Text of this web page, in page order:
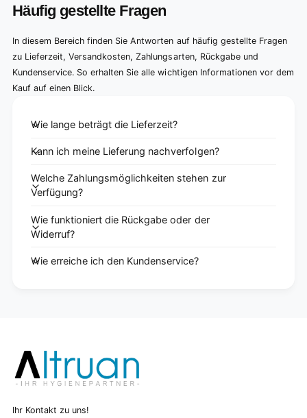
Häufig gestellte Fragen
In diesem Bereich finden Sie Antworten auf häufig gestellte Fragen
zu Lieferzeit, Versandkosten, Zahlungsarten, Rückgabe und
Kundenservice. So erhalten Sie alle wichtigen Informationen vor dem
Kauf auf einen Blick.
Wie lange beträgt die Lieferzeit?
Kann ich meine Lieferung nachverfolgen?
Welche Zahlungsmöglichkeiten stehen zur
Verfügung?
Wie funktioniert die Rückgabe oder der
Widerruf?
Wie erreiche ich den Kundenservice?
Ihr Kontakt zu uns!